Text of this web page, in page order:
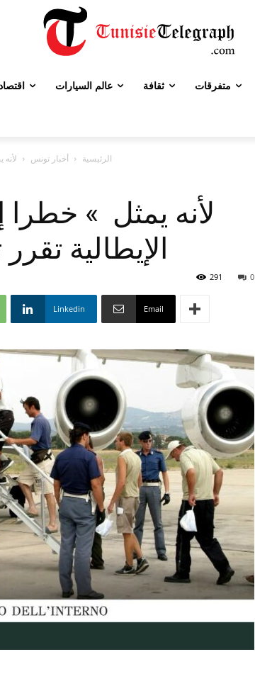
عالم السيارات ثقافة متفرقات
الرئيسية أخبار تونس
لأنه يمثل »
الإيطالية
0
291
Linkedin Email